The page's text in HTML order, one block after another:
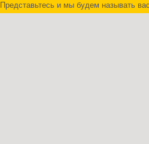
Представьтесь и мы будем называть